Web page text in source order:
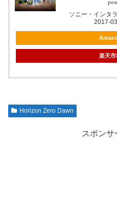
ソニー・インタ
2017-
楽天市
Horizon Zero Dawn
スポンサ